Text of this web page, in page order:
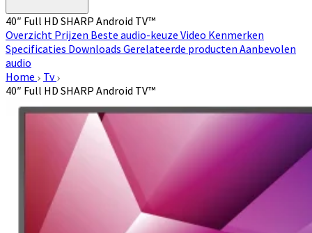
40″ Full HD SHARP Android TV™
Overzicht Prijzen Beste audio-keuze Video Kenmerken
Specificaties Downloads Gerelateerde producten Aanbevolen
audio
Home
Tv
40″ Full HD SHARP Android TV™